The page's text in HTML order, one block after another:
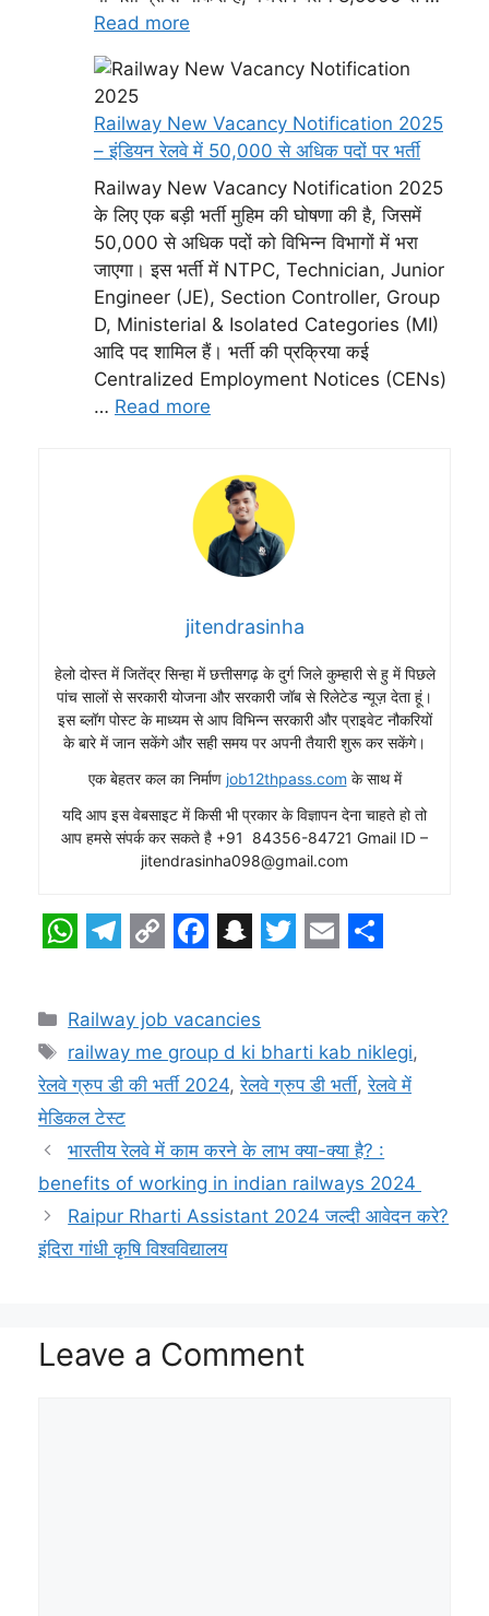
Read more
Railway New Vacancy Notification 2025
– इंडियन रेलवे में 50,000 से अधिक पदों पर भर्ती
Railway New Vacancy Notification 2025
के लिए एक बड़ी भर्ती मुहिम की घोषणा की है, जिसमें
50,000 से अधिक पदों को विभिन्न विभागों में भरा
जाएगा। इस भर्ती में NTPC, Technician, Junior
Engineer (JE), Section Controller, Group
D, Ministerial & Isolated Categories (MI)
आदि पद शामिल हैं। भर्ती की प्रक्रिया कई
Centralized Employment Notices (CENs)
… Read more
jitendrasinha
हेलो दोस्त में जितेंद्र सिन्हा में छत्तीसगढ़ के दुर्ग जिले कुम्हारी से हु में पिछले
पांच सालों से सरकारी योजना और सरकारी जॉब से रिलेटेड न्यूज़ देता हूं।
इस ब्लॉग पोस्ट के माध्यम से आप विभिन्न सरकारी और प्राइवेट नौकरियों
के बारे में जान सकेंगे और सही समय पर अपनी तैयारी शुरू कर सकेंगे।
एक बेहतर कल का निर्माण job12thpass.com के साथ में
यदि आप इस वेबसाइट में किसी भी प्रकार के विज्ञापन देना चाहते हो तो
आप हमसे संपर्क कर सकते है +91 84356-84721 Gmail ID –
jitendrasinha098@gmail.com
h
a
t
s
A
p
p
e
l
e
g
r
a
m
o
p
y
L
i
n
k
c
e
b
o
o
k
n
a
p
c
h
a
t
i
t
t
e
r
a
i
l
r
e
Categories
Railway job vacancies
Tags
railway me group d ki bharti kab niklegi,
रेलवे ग्रुप डी की भर्ती 2024,रेलवे ग्रुप डी भर्ती,रेलवे में
मेडिकल टेस्ट
भारतीय रेलवे में काम करने के लाभ क्या-क्या है? :
benefits of working in indian railways 2024
Raipur Rharti Assistant 2024 जल्दी आवेदन करे?
इंदिरा गांधी कृषि विश्वविद्यालय
Leave a Comment